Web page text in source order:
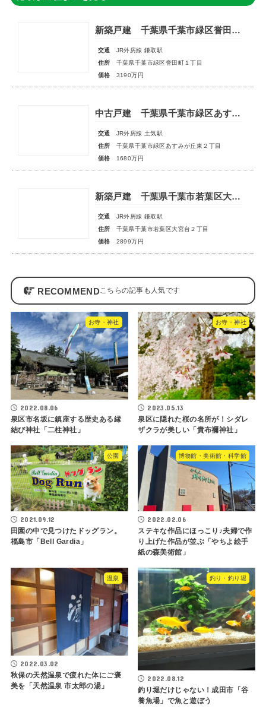
新築戸建 千葉県千葉市緑区誉田町１丁目
交通
JR外房線 鎌取駅
住所
千葉県千葉市緑区誉田町１丁目
価格
3190万円
中古戸建 千葉県千葉市緑区あすみが丘東２丁目
交通
JR外房線 土気駅
住所
千葉県千葉市緑区あすみが丘東２丁目
価格
1680万円
新築戸建 千葉県千葉市若葉区大宮台２丁目
交通
JR外房線 鎌取駅
住所
千葉県千葉市若葉区大宮台２丁目
価格
2899万円
RECOMMEND
お寺・神社
2022.08.06
泉区市名坂に鎮座する歴史ある縁
結び神社「二柱神社」
お寺・神社
2023.05.13
泉区に隠れた桜の名所が！シダレ
ザクラが美しい「貴布禰神社」
公園
2021.09.12
田園の中で見つけたドッグラン。
福島市「​​​​​​Bell Gardia」
博物館・美術館・科学館
2022.02.06
ステキな作品にほっこり♪夫婦で作
り上げた作品が並ぶ「やちよ絵手
紙の森美術館」
温泉
2022.03.02
秋保の天然温泉で疲れた体にご褒
美を「天然温泉 市太郎の湯」
釣り・釣り堀
2022.08.12
釣り堀だけじゃない！成田市「谷
養魚場」で魚と遊ぼう